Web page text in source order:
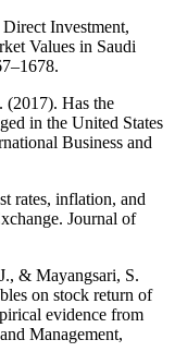
Investment,
Values in Saudi
Has the
in the United States
Business and
rates, inflation, and
Journal of
& Mayangsari, S.
on stock return of
evidence from
Management,